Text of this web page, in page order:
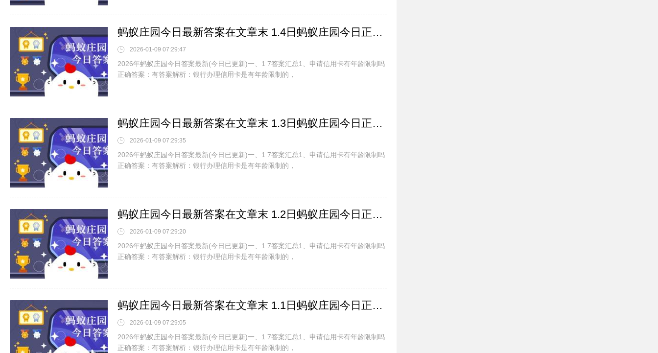
蚂蚁庄园今日最新答案在文章末 1.4日蚂蚁庄园今日正确答案汇总
2026-01-09 07:29:47
2026年蚂蚁庄园今日答案最新(今日已更新)一、1 7答案汇总1、申请信用卡有年龄限制吗
正确答案：有答案解析：银行办理信用卡是有年龄限制的，
蚂蚁庄园今日最新答案在文章末 1.3日蚂蚁庄园今日正确答案汇总
2026-01-09 07:29:35
2026年蚂蚁庄园今日答案最新(今日已更新)一、1 7答案汇总1、申请信用卡有年龄限制吗
正确答案：有答案解析：银行办理信用卡是有年龄限制的，
蚂蚁庄园今日最新答案在文章末 1.2日蚂蚁庄园今日正确答案汇总
2026-01-09 07:29:20
2026年蚂蚁庄园今日答案最新(今日已更新)一、1 7答案汇总1、申请信用卡有年龄限制吗
正确答案：有答案解析：银行办理信用卡是有年龄限制的，
蚂蚁庄园今日最新答案在文章末 1.1日蚂蚁庄园今日正确答案汇总
2026-01-09 07:29:05
2026年蚂蚁庄园今日答案最新(今日已更新)一、1 7答案汇总1、申请信用卡有年龄限制吗
正确答案：有答案解析：银行办理信用卡是有年龄限制的，